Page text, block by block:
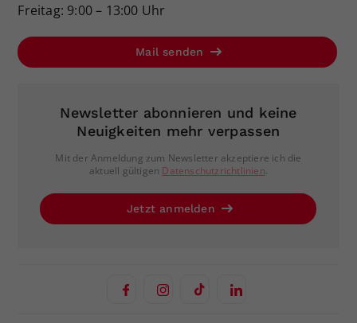
Freitag: 9:00 – 13:00 Uhr
Mail senden
Newsletter abonnieren und keine
Neuigkeiten mehr verpassen
Mit der Anmeldung zum Newsletter akzeptiere ich die
aktuell gültigen Datenschutzrichtlinien.
Jetzt anmelden